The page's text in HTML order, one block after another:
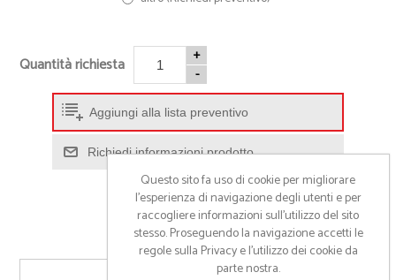
Quantità richiesta
+
-
Aggiungi alla lista preventivo
Richiedi informazioni prodotto
Questo sito fa uso di cookie per migliorare
l’esperienza di navigazione degli utenti e per
raccogliere informazioni sull’utilizzo del sito
stesso. Proseguendo la navigazione accetti le
regole sulla Privacy e l'utilizzo dei cookie da
parte nostra.